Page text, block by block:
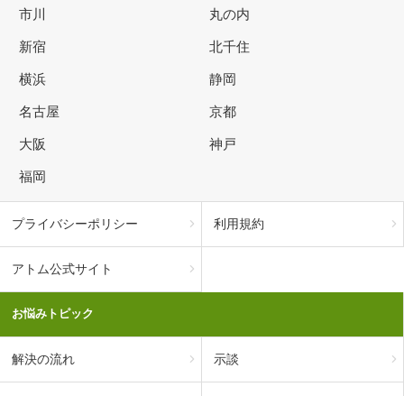
市川 丸の内
新宿 北千住
横浜 静岡
名古屋 京都
大阪 神戸
福岡
プライバシーポリシー 利用規約
アトム公式サイト
お悩みトピック
解決の流れ 示談